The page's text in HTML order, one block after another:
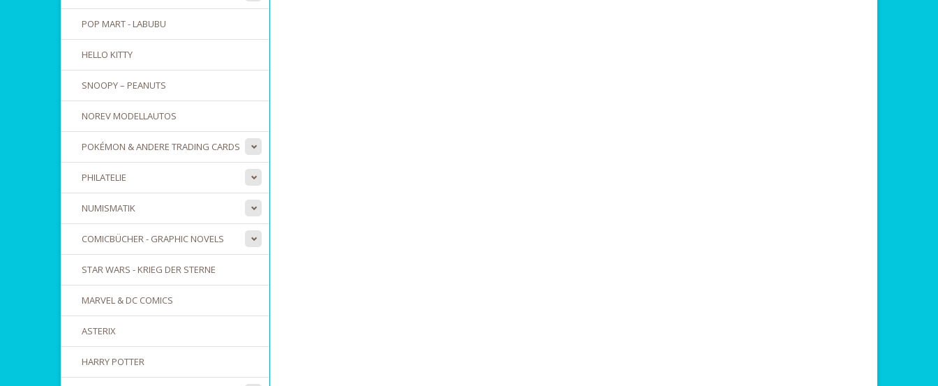
POP MART - LABUBU
HELLO KITTY
SNOOPY – PEANUTS
NOREV MODELLAUTOS
POKÉMON & ANDERE TRADING CARDS
PHILATELIE
NUMISMATIK
COMICBÜCHER - GRAPHIC NOVELS
STAR WARS - KRIEG DER STERNE
MARVEL & DC COMICS
ASTERIX
HARRY POTTER